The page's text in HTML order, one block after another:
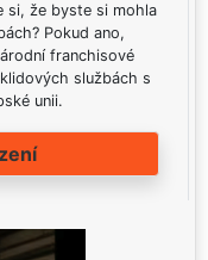
si, že byste si mohla
Pokud ano,
franchisové
službách s
unii.